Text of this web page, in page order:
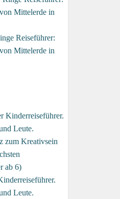
Reiseführer:
Mittelerde in
Leute.